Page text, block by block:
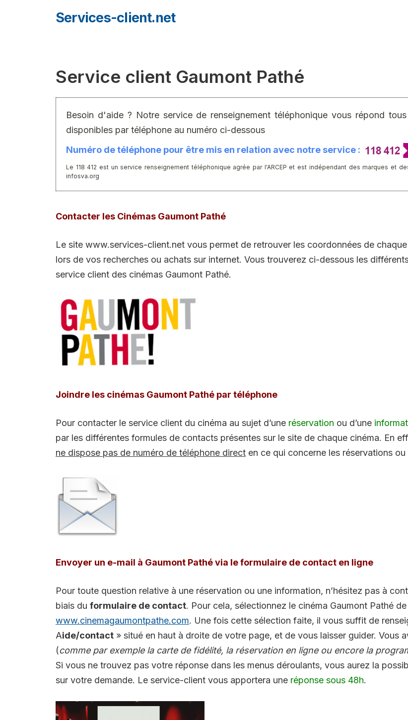
Services-client.net
Service client Gaumont Pathé
Besoin d'aide ? Notre service de renseignement téléphonique vous répond
disponibles par téléphone au numéro ci-dessous
Numéro de téléphone pour être mis en relation avec notre service :
Le 118 412 est un service renseignement téléphonique agrée par l'ARCEP et est indépendant des marques et
infosva.org
Contacter les Cinémas Gaumont Pathé
Le site www.services-client.net vous permet de retrouver les coordonnées de
lors de vos recherches ou achats sur internet. Vous trouverez ci-dessous les
service client des cinémas Gaumont Pathé.
Joindre les cinémas Gaumont Pathé par téléphone
Pour contacter le service client du cinéma au sujet d’une réservation ou d’une
par les différentes formules de contacts présentes sur le site de chaque cinéma. En
ne dispose pas de numéro de téléphone direct en ce qui concerne les réservations
Envoyer un e-mail à Gaumont Pathé via le formulaire de contact en ligne
Pour toute question relative à une réservation ou une information, n’hésitez pas à
biais du formulaire de contact. Pour cela, sélectionnez le cinéma Gaumont Pathé
www.cinemagaumontpathe.com. Une fois cette sélection faite, il vous suffit de
Aide/contact » situé en haut à droite de votre page, et de vous laisser guider. Vous
(comme par exemple la carte de fidélité, la réservation en ligne ou encore la
Si vous ne trouvez pas votre réponse dans les menus déroulants, vous aurez la
sur votre demande. Le service-client vous apportera une réponse sous 48h.